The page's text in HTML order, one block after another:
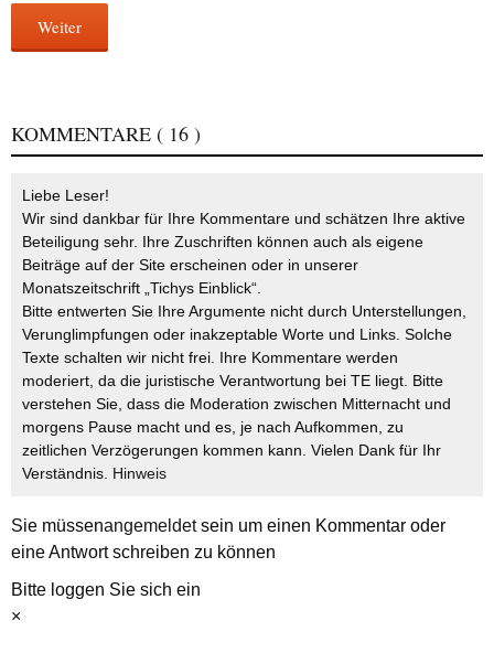
Weiter
KOMMENTARE ( 16 )
Liebe Leser!
Wir sind dankbar für Ihre Kommentare und schätzen Ihre aktive
Beteiligung sehr. Ihre Zuschriften können auch als eigene
Beiträge auf der Site erscheinen oder in unserer
Monatszeitschrift „Tichys Einblick“.
Bitte entwerten Sie Ihre Argumente nicht durch Unterstellungen,
Verunglimpfungen oder inakzeptable Worte und Links. Solche
Texte schalten wir nicht frei. Ihre Kommentare werden
moderiert, da die juristische Verantwortung bei TE liegt. Bitte
verstehen Sie, dass die Moderation zwischen Mitternacht und
morgens Pause macht und es, je nach Aufkommen, zu
zeitlichen Verzögerungen kommen kann. Vielen Dank für Ihr
Verständnis. Hinweis
Sie müssenangemeldetsein um einen Kommentar oder
eine Antwort schreiben zu können
Bitte loggen Sie sich ein
×